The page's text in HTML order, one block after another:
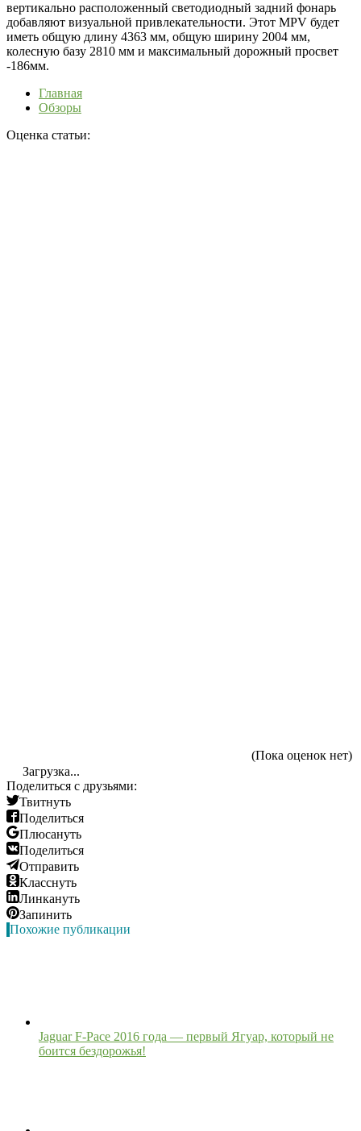
вертикально расположенный светодиодный задний фонарь
добавляют визуальной привлекательности. Этот MPV будет
иметь общую длину 4363 мм, общую ширину 2004 мм,
колесную базу 2810 мм и максимальный дорожный просвет
-186мм.
Главная
Обзоры
Оценка статьи:
(Пока оценок нет)
Загрузка...
Поделиться с друзьями:
Твитнуть
Поделиться
Плюсануть
Поделиться
Отправить
Класснуть
Линкануть
Запинить
Похожие публикации
Jaguar F-Pace 2016 года — первый Ягуар, который не
боится бездорожья!